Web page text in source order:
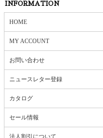
INFORMATION
HOME
MY ACCOUNT
お問い合わせ
ニュースレター登録
カタログ
セール情報